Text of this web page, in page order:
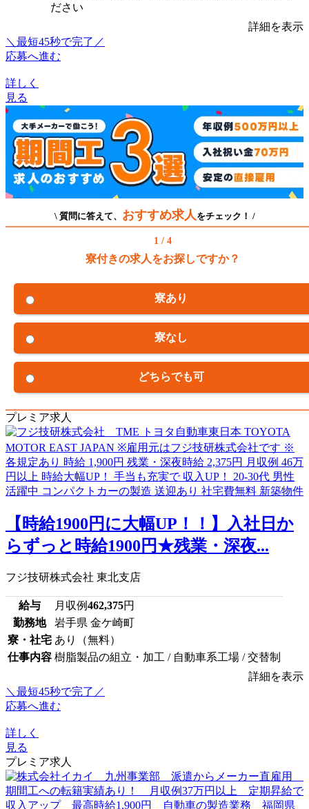
ださい
詳細を表示
＼最短45秒で完了／
応募へ進む
詳しく
見る
\ 質問に答えて、 おすすめ求人をチェック！ /
1 / 4
寮付きの求人をお探しですか？
寮あり
寮なし
どちらでも可
プレミア求人
【時給1900円に大幅UP！！】入社日か
らずっと時給1900円★残業・深夜...
フジ技研株式会社 東北支店
給与 月収例462,375円
勤務地
岩手県 金ケ崎町
寮・社宅 あり（無料）
仕事内容 樹脂製品の組立・加工 / 自動車系工場 / 交替制
詳細を表示
＼最短45秒で完了／
応募へ進む
詳しく
見る
プレミア求人